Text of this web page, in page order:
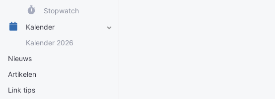
Stopwatch
Kalender
Kalender 2026
Nieuws
Artikelen
Link tips